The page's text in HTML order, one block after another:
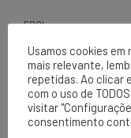
EPCL
Matriz
Av. Centenário, 1420
Brumado - BA
0800 284 2269
Usamos cookies
mais relevante,
repetidas. Ao clicar
com o uso de
visitar
consentimento